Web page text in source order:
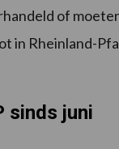
of
in Rheinland-
sinds juni